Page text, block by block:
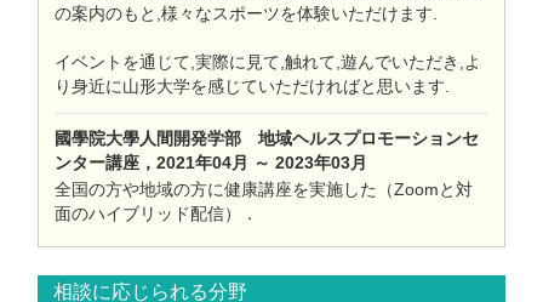
の案内のもと,様々なスポーツを体験いただけます.
イベントを通じて,実際に見て,触れて,遊んでいただき,よ
り身近に山形大学を感じていただければと思います.
國學院大學人間開発学部 地域ヘルスプロモーションセ
ンター講座，2021年04月 ～ 2023年03月
全国の方や地域の方に健康講座を実施した（Zoomと対
面のハイブリッド配信）．
相談に応じられる分野